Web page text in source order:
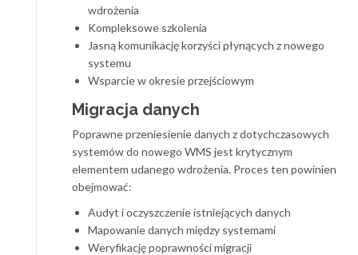
wdrożenia
Kompleksowe szkolenia
Jasną komunikację korzyści płynących z nowego
systemu
Wsparcie w okresie przejściowym
Migracja danych
Poprawne przeniesienie danych z dotychczasowych
systemów do nowego WMS jest krytycznym
elementem udanego wdrożenia. Proces ten powinien
obejmować:
Audyt i oczyszczenie istniejących danych
Mapowanie danych między systemami
Weryfikację poprawności migracji